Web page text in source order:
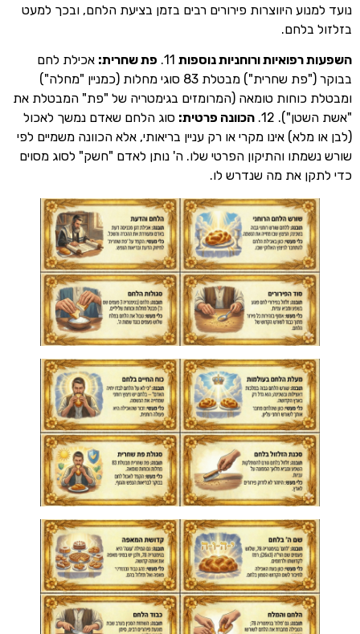
היווצרות פירורים רבים בזמן בציעת הלחם, ובכך למעט
בלחם.
ורוחניות נוספות11. פת שחרית:אכילת לחם
בבוקר ("פת שחרית") מבטלת 83 סוגי מחלות (כמניין "מחלה")
כוחות טומאה (המרומזים בגימטריה של "פת" המבטלת את
12.
הכוונה פרטית:סוג הלחם שאדם נמשך לאכול
אינו מקרי או רק עניין בריאותי, אלא הכוונה משמיים לפי
והתיקון הפרטי שלו. ה' נותן לאדם "חשק" לסוג מסוים
את מה שנדרש לו.